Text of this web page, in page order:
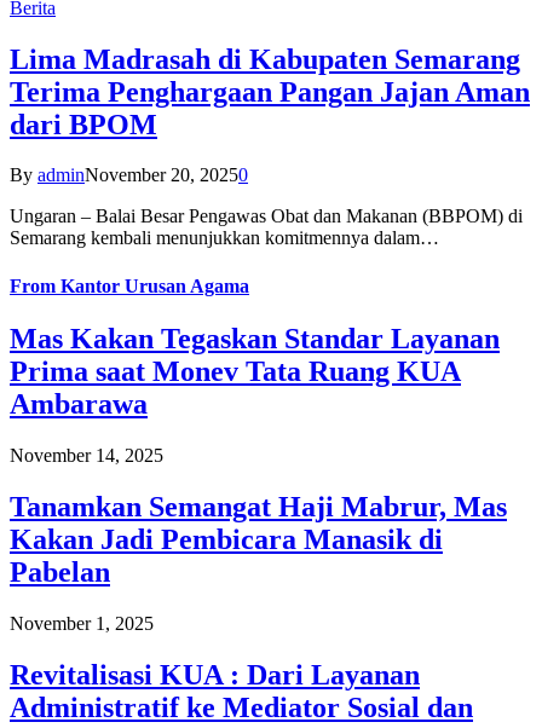
Berita
Lima Madrasah di Kabupaten Semarang
Terima Penghargaan Pangan Jajan Aman
dari BPOM
By adminNovember 20, 20250
Ungaran – Balai Besar Pengawas Obat dan Makanan (BBPOM) di
Semarang kembali menunjukkan komitmennya dalam…
From Kantor Urusan Agama
Mas Kakan Tegaskan Standar Layanan
Prima saat Monev Tata Ruang KUA
Ambarawa
November 14, 2025
Tanamkan Semangat Haji Mabrur, Mas
Kakan Jadi Pembicara Manasik di
Pabelan
November 1, 2025
Revitalisasi KUA : Dari Layanan
Administratif ke Mediator Sosial dan